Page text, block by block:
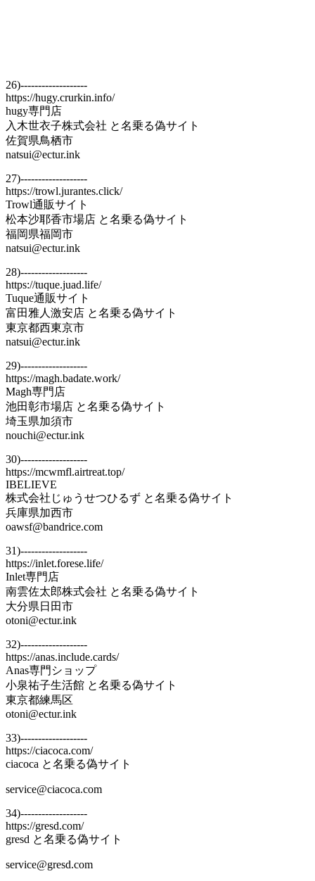
26)-------------------
https://hugy.crurkin.info/
hugy専門店
入木世衣子株式会社 と名乗る偽サイト
佐賀県鳥栖市
natsui@ectur.ink
27)-------------------
https://trowl.jurantes.click/
Trowl通販サイト
松本沙耶香市場店 と名乗る偽サイト
福岡県福岡市
natsui@ectur.ink
28)-------------------
https://tuque.juad.life/
Tuque通販サイト
富田雅人激安店 と名乗る偽サイト
東京都西東京市
natsui@ectur.ink
29)-------------------
https://magh.badate.work/
Magh専門店
池田彰市場店 と名乗る偽サイト
埼玉県加須市
nouchi@ectur.ink
30)-------------------
https://mcwmfl.airtreat.top/
IBELIEVE
株式会社じゅうせつひるず と名乗る偽サイト
兵庫県加西市
oawsf@bandrice.com
31)-------------------
https://inlet.forese.life/
Inlet専門店
南雲佐太郎株式会社 と名乗る偽サイト
大分県日田市
otoni@ectur.ink
32)-------------------
https://anas.include.cards/
Anas専門ショップ
小泉祐子生活館 と名乗る偽サイト
東京都練馬区
otoni@ectur.ink
33)-------------------
https://ciacoca.com/
ciacoca と名乗る偽サイト
service@ciacoca.com
34)-------------------
https://gresd.com/
gresd と名乗る偽サイト
service@gresd.com